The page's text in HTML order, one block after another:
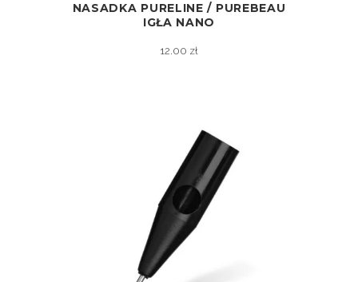
ZOBACZ
NASADKA PURELINE / PUREBEAU
IGŁA NANO
12.00 zł